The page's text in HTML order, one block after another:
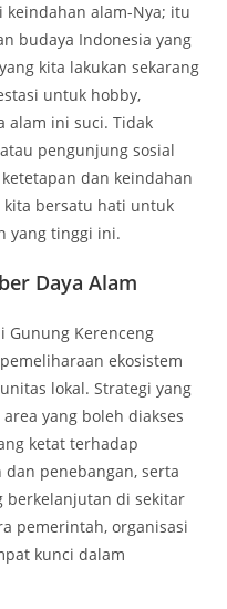
keindahan alam-Nya; itu
budaya Indonesia yang
kita lakukan sekarang
untuk hobby,
alam ini suci. Tidak
pengunjung sosial
dan keindahan
bersatu hati untuk
yang tinggi ini.
Daya Alam
Gunung Kerenceng
ekosistem
lokal. Strategi yang
yang boleh diakses
ketat terhadap
penebangan, serta
berkelanjutan di sekitar
pemerintah, organisasi
kunci dalam